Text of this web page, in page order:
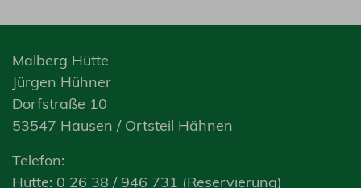
Malberg Hütte
Jürgen Hühner
Dorfstraße 10
53547 Hausen / Ortsteil Hähnen
Telefon:
Hütte: 0 26 38 / 946 731 (Reservierung)